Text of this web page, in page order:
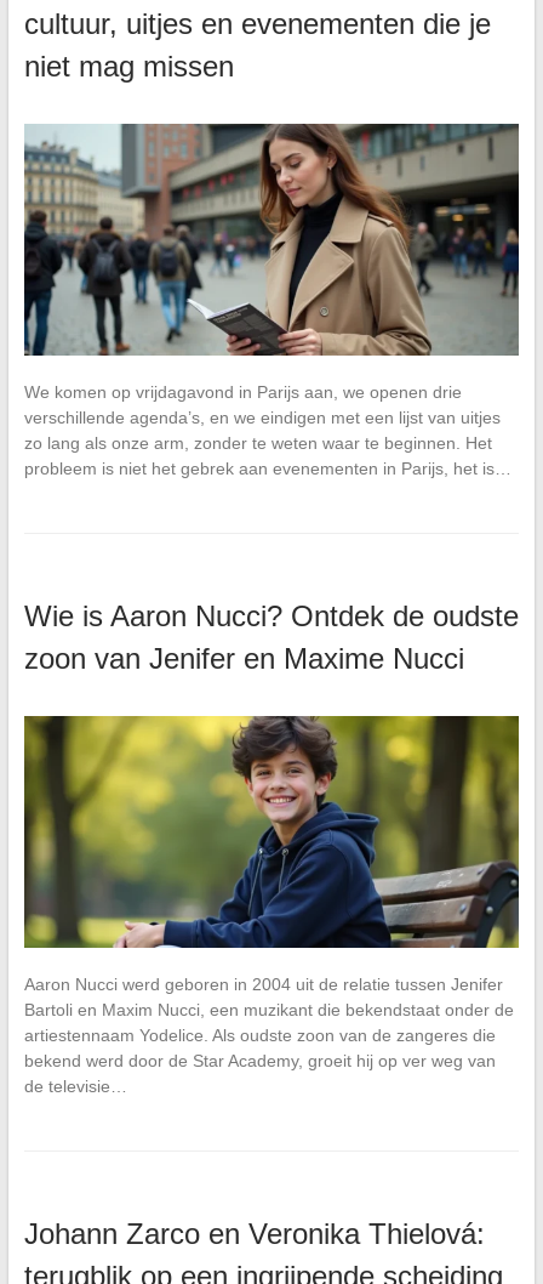
cultuur, uitjes en evenementen die je
niet mag missen
We komen op vrijdagavond in Parijs aan, we openen drie
verschillende agenda’s, en we eindigen met een lijst van uitjes
zo lang als onze arm, zonder te weten waar te beginnen. Het
probleem is niet het gebrek aan evenementen in Parijs, het is…
Wie is Aaron Nucci? Ontdek de oudste
zoon van Jenifer en Maxime Nucci
Aaron Nucci werd geboren in 2004 uit de relatie tussen Jenifer
Bartoli en Maxim Nucci, een muzikant die bekendstaat onder de
artiestennaam Yodelice. Als oudste zoon van de zangeres die
bekend werd door de Star Academy, groeit hij op ver weg van
de televisie…
Johann Zarco en Veronika Thielová:
terugblik op een ingrijpende scheiding